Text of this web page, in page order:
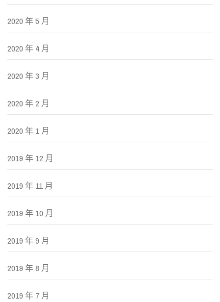
2020 年 5 月
2020 年 4 月
2020 年 3 月
2020 年 2 月
2020 年 1 月
2019 年 12 月
2019 年 11 月
2019 年 10 月
2019 年 9 月
2019 年 8 月
2019 年 7 月